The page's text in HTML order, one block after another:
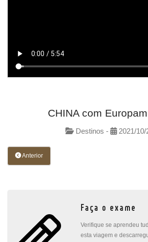
CHINA com
Destinos - 2021/10/
Anterior
Faça o exame
Verifique se aprendeu
esta viagem e